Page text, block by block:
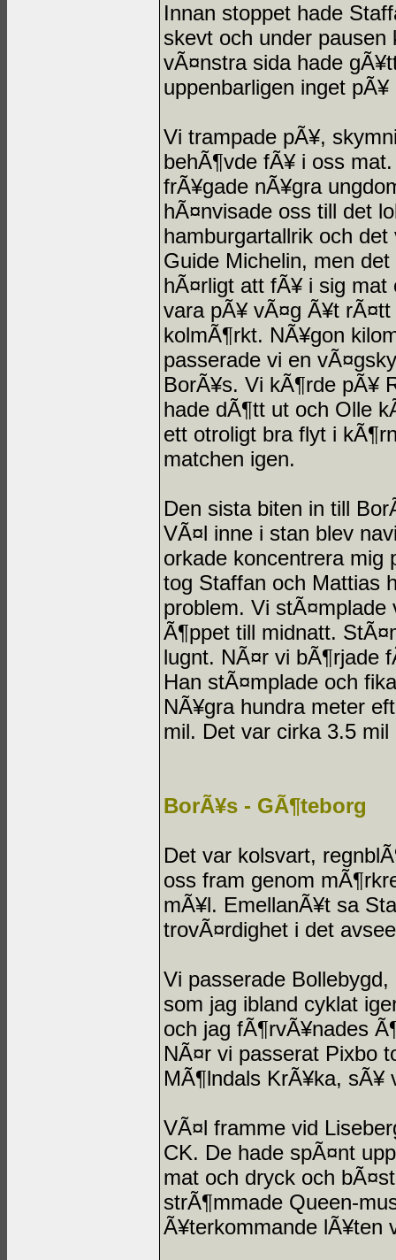
Innan stoppet hade
skevt och under
vÃ¤nstra sida hade
uppenbarligen inget
Vi trampade pÃ¥,
behÃ¶vde fÃ¥ i oss
frÃ¥gade nÃ¥gra
hÃ¤nvisade oss till det
hamburgartallrik och
Guide Michelin, men
hÃ¤rligt att fÃ¥ i sig
vara pÃ¥ vÃ¤g Ã¥t
kolmÃ¶rkt. NÃ¥gon
passerade vi en
BorÃ¥s. Vi kÃ¶rde pÃ¥
hade dÃ¶tt ut och Olle
ett otroligt bra flyt i
matchen igen.
Den sista biten in till
VÃ¤l inne i stan blev
orkade koncentrera mig
tog Staffan och Mattias
problem. Vi
Ã¶ppet till midnatt.
lugnt. NÃ¤r vi bÃ¶rjade
Han stÃ¤mplade och
NÃ¥gra hundra meter
mil. Det var cirka 3.5
BorÃ¥s - GÃ¶teborg
Det var kolsvart,
oss fram genom
mÃ¥l. EmellanÃ¥t sa
trovÃ¤rdighet i det
Vi passerade
som jag ibland cyklat
och jag fÃ¶rvÃ¥nades
NÃ¤r vi passerat Pixbo
MÃ¶lndals KrÃ¥ka, sÃ¥
VÃ¤l framme vid
CK. De hade spÃ¤nt
mat och dryck och
strÃ¶mmade Queen-
Ã¥terkommande lÃ¥ten